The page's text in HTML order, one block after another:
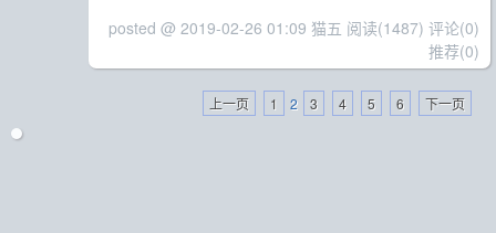
posted @ 2019-02-26 01:09 猫五 阅读(1487) 评论(0)
推荐(0)
上一页 1 2 3 4 5 6 下一页